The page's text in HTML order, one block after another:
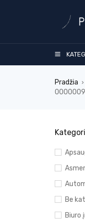
Pradžia ›
Be
Biuro